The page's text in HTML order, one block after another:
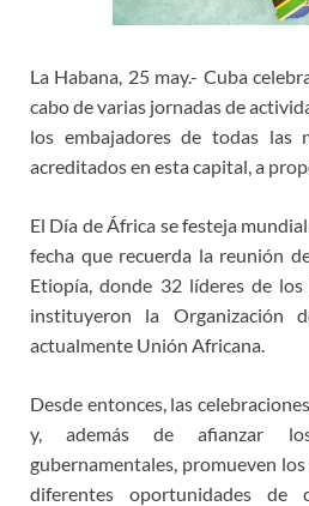
La Habana, 25 may.- Cuba
cabo de varias jornadas de
los embajadores de todas las
acreditados en esta capital, a
El Día de África se festeja
fecha que recuerda la reunión
Etiopía, donde 32 líderes de
instituyeron la Organización
actualmente Unión Africana.
Desde entonces, las
y, además de afianzar
gubernamentales, promueven
diferentes oportunidades de